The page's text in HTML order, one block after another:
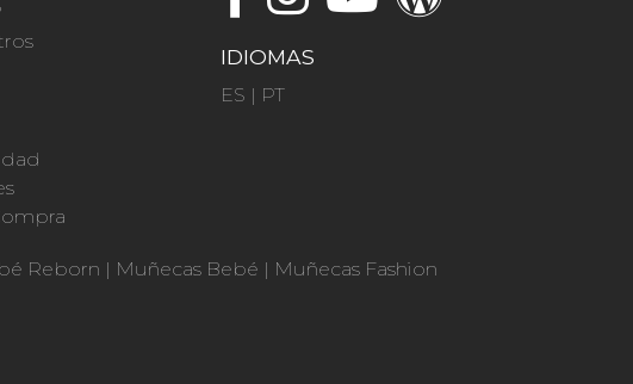
IDIOMAS
ES | PT
Reborn | Muñecas Bebé | Muñecas Fashion